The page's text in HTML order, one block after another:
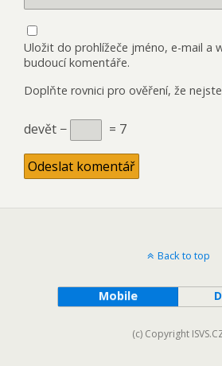
Uložit do prohlížeče jméno, e-mail a
budoucí komentáře.
Doplňte rovnici pro ověření, že
devět − = 7
Back to top
Mobile
(c) Copyright